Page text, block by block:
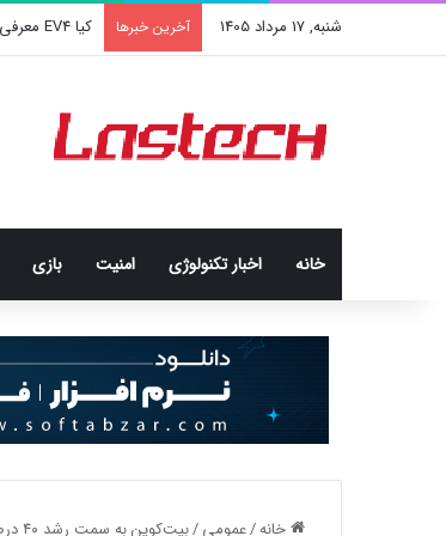
شنبه, 17 مرداد 1405 آخرین خبرها کیا EV4 معرفی شد؛ خودرو الکتریکی عجیب و جذاب کره‌ای‌ها
خانه اخبار تکنولوژی امنيت بازی
خانه/عمومی/بیت‌کوین به سمت رشد ۴۰ درصدی در ماه نوامبر قدم برمی‌دارد